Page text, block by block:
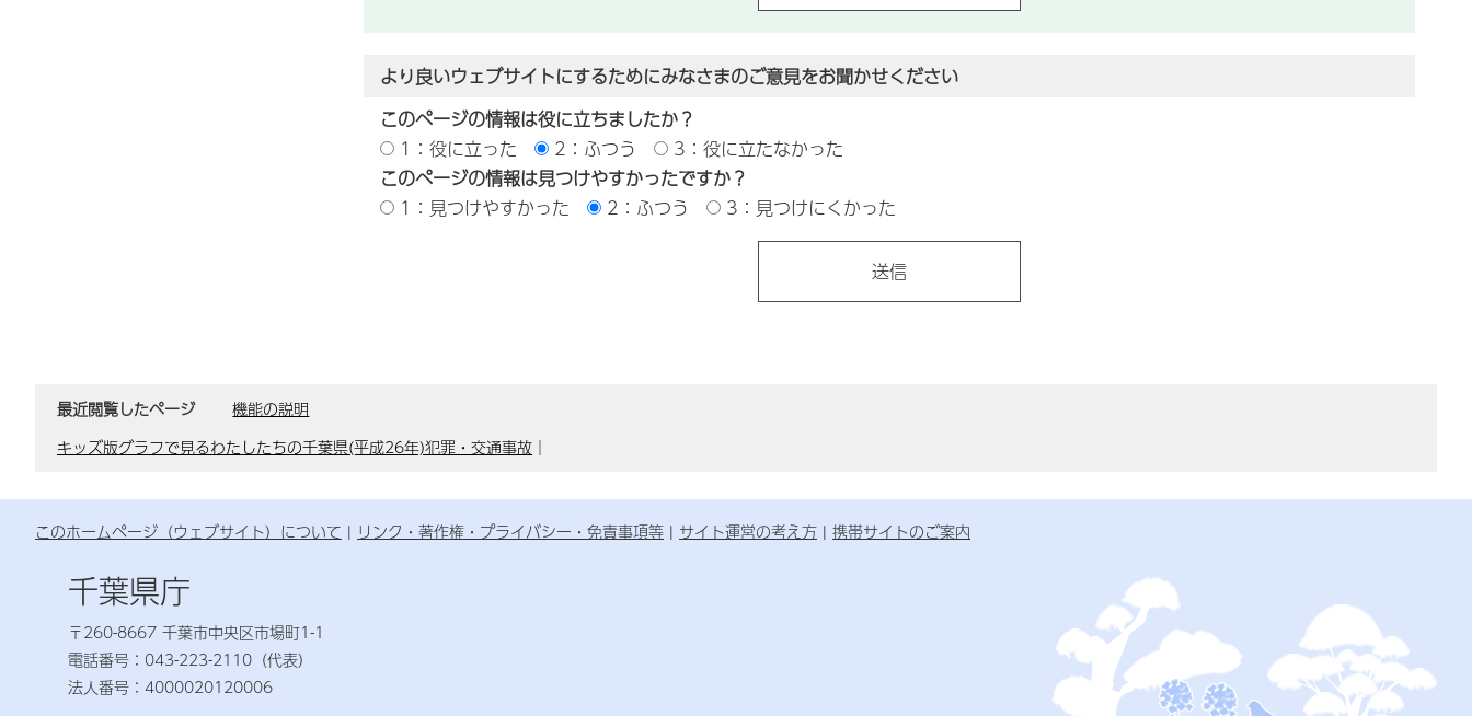
より良いウェブサイトにするためにみなさまのご意見をお聞かせください
このページの情報は役に立ちましたか？
1：役に立った
2：ふつう
3：役に立たなかった
このページの情報は見つけやすかったですか？
1：見つけやすかった
2：ふつう 3：見つけにくかった
最近閲覧したページ
機能の説明
キッズ版グラフで見るわたしたちの千葉県(平成26年)犯罪・交通事故 ｜
このホームページ（ウェブサイト）について リンク・著作権・プライバシー・免責事項等 サイト運営の考え方 携帯サイトのご案内
千葉県庁
〒260-8667 千葉市中央区市場町1-1
電話番号：043-223-2110（代表）
法人番号：4000020120006